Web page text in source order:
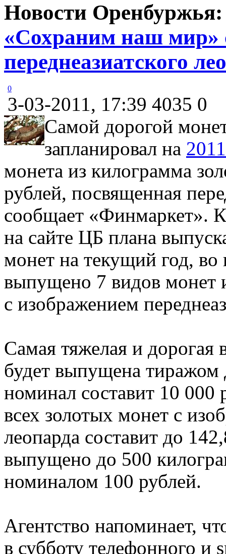
Новости
«Сохраним наш мир»
переднеазиатского
0
3-03-2011, 17:39 4035 0
Самой дорогой
запланировал на
монета из килограмма
рублей, посвященная
сообщает «Финмаркет».
на сайте ЦБ плана
монет на текущий год, во
выпущено 7 видов монет
с изображением
Самая тяжелая и дорогая
будет выпущена тиражом
номинал составит 10 000
всех золотых монет с
леопарда составит до
выпущено до 500
номиналом 100 рублей.
Агентство напоминает,
в субботу телефонного и